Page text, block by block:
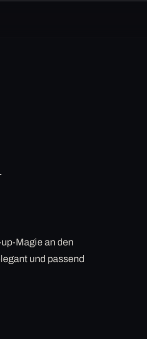
Magie an den
und passend